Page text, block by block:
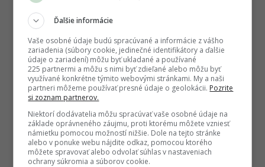
Ďalšie informácie
Vaše osobné údaje budú spracúvané a informácie z vášho
zariadenia (súbory cookie, jedinečné identifikátory a ďalšie
údaje o zariadení) môžu byť ukladané a používané
225 partnermi a môžu s nimi byť zdieľané alebo môžu byť
využívané konkrétne týmito webovými stránkami. My a naši
partneri môžeme používať presné údaje o geolokácii. Pozrite
si zoznam partnerov.
Niektorí dodávatelia môžu spracúvať vaše osobné údaje na
základe oprávneného záujmu, proti ktorému môžete vzniesť
námietku pomocou možností nižšie. Dole na tejto stránke
alebo v ponuke webu nájdite odkaz, pomocou ktorého
môžete spravovať alebo odvolať súhlas v nastaveniach
ochrany súkromia a súborov cookie.